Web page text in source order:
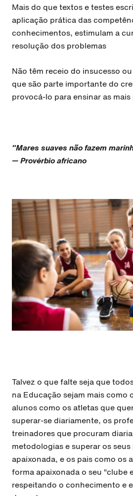
Mais do que textos e testes
aplicação prática das
conhecimentos, estimulam a
resolução dos problemas
Não têm receio do insucesso
que são parte importante do
provocá-lo para ensinar as
"Mares suaves não fazem
— Provérbio africano
Talvez o que falte seja que
na Educação sejam maiscomo
alunos como os atletas que
superar-se diariamente, os
treinadores que procuram
metodologias e superar os
apaixonada, e os pais como os
forma apaixonada o seu “clube
respeitando o conhecimento e